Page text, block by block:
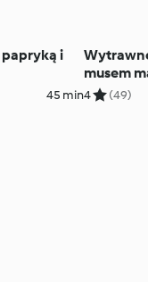
i
45 min
musem
4 (49)